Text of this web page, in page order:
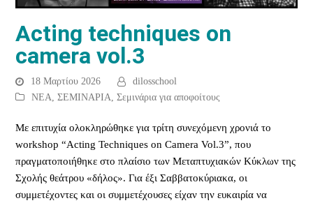
Acting techniques on
camera vol.3
18 Μαρτίου 2026
dilosschool
ΝΕΑ ,ΣΕΜΙΝΑΡΙΑ ,Σεμινάρια για αποφοίτους
Με επιτυχία ολοκληρώθηκε για τρίτη συνεχόμενη χρονιά το
workshop “Acting Techniques on Camera Vol.3”, που
πραγματοποιήθηκε στο πλαίσιο των Μεταπτυχιακών Κύκλων της
Σχολής θεάτρου «δήλος». Για έξι Σαββατοκύριακα, οι
συμμετέχοντες και οι συμμετέχουσες είχαν την ευκαιρία να